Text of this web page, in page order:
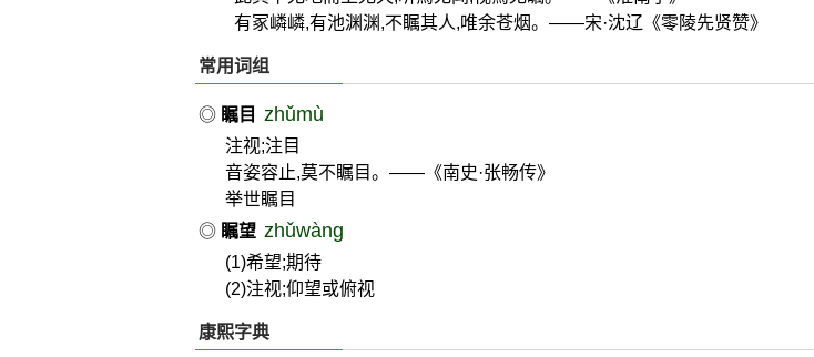
有冢嶙嶙,有池渊渊,不瞩其人,唯余苍烟。——宋·沈辽《零陵先贤赞》
常用词组
◎ 瞩目 zhǔmù
注视;注目
音姿容止,莫不瞩目。——《南史·张畅传》
举世瞩目
◎ 瞩望 zhǔwàng
(1)希望;期待
(2)注视;仰望或俯视
康熙字典